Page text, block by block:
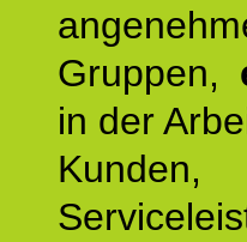
Gruppen,
in der